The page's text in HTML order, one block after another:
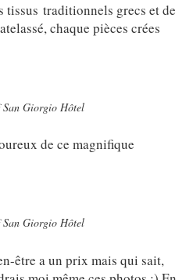
tissus traditionnels grecs et de
chaque pièces crées
Giorgio Hôtel
de ce magnifique
Giorgio Hôtel
être a un prix mais qui sait,